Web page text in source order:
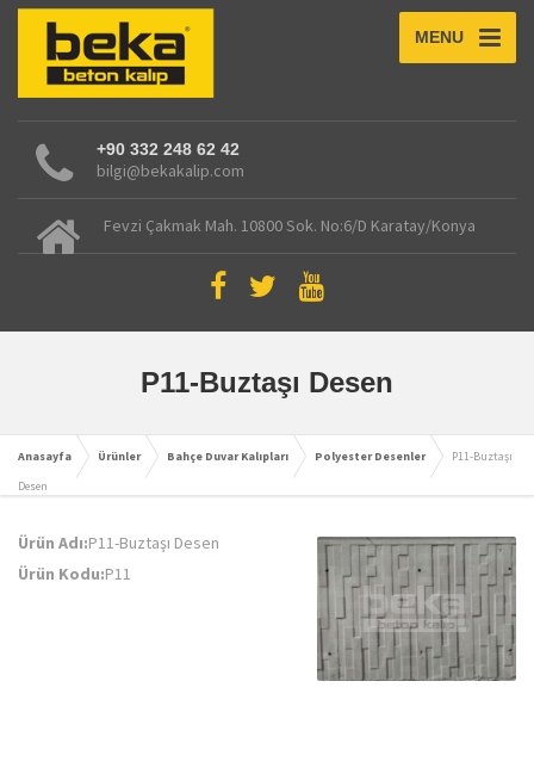
MENU
+90 332 248 62 42
bilgi@bekakalip.com
Fevzi Çakmak Mah. 10800 Sok. No:6/D Karatay/Konya
P11-Buztaşı Desen
Anasayfa Ürünler Bahçe Duvar Kalıpları Polyester Desenler
P11-Buztaşı
Desen
Ürün Adı:P11-Buztaşı Desen
Ürün Kodu:P11